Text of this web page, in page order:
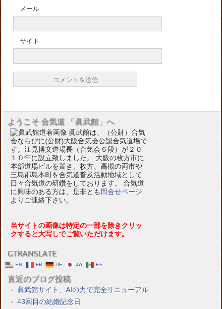
メール
サイト
ようこそ 合気道 「眞武館」へ
眞武館は、（公財）合気
会ならびに(公財)大阪合気会公認合気道場で
す。江見博文道場長（合気会６段）が２０
１０年に設立致しました。 大阪の枚方市に
本部道場ビルを置き、枚方、高槻の両市や
三島郡島本町を合気道普及活動地域として
日々合気道の研鑽をしております。 合気道
に興味のある方は、是非とも 問合せページ
よりご連絡下さい。
当サイトの画像は特定の一部を除きクリッ
クすると大写しでご覧いただけます。
GTRANSLATE
EN FR DE JA ES
直近のブログ投稿
眞武館サイト、AIの力で完全リニューアル
43回目の結婚記念日